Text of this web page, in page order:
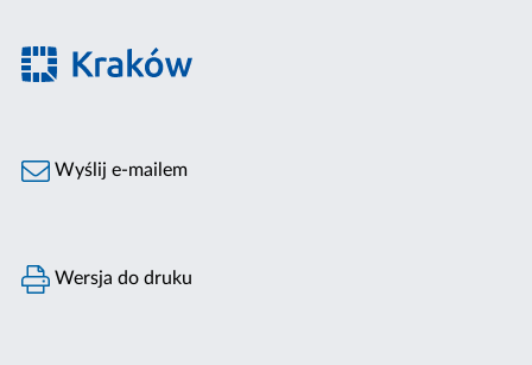
Wyślij e-mailem
Wersja do druku